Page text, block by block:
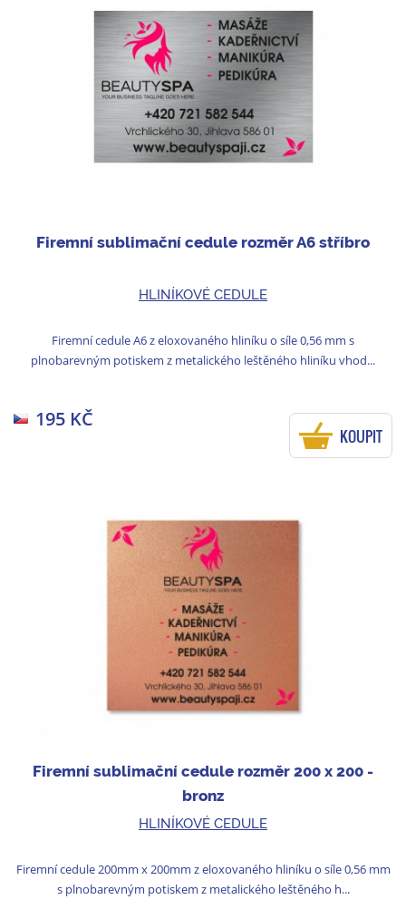
Firemní sublimační cedule rozměr A6 stříbro
HLINÍKOVÉ CEDULE
Firemní cedule A6 z eloxovaného hliníku o síle 0,56 mm s
plnobarevným potiskem z metalického leštěného hliníku vhod...
195 KČ
KOUPIT
Firemní sublimační cedule rozměr 200 x 200 -
bronz
HLINÍKOVÉ CEDULE
Firemní cedule 200mm x 200mm z eloxovaného hliníku o síle 0,56 mm
s plnobarevným potiskem z metalického leštěného h...